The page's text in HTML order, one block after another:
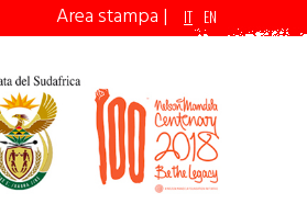
IT EN
Area stampa |